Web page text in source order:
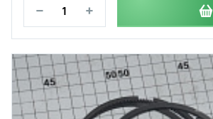
− +